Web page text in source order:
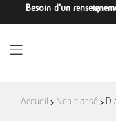
Besoin d'un
Accueil Non classé